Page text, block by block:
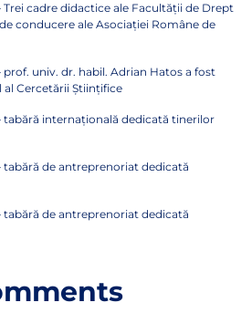
Trei cadre didactice ale Facultății de Drept
conducere ale Asociației Române de
univ. dr. habil. Adrian Hatos a fost
Cercetării Științifice
tabără internațională dedicată tinerilor
tabără de antreprenoriat dedicată
tabără de antreprenoriat dedicată